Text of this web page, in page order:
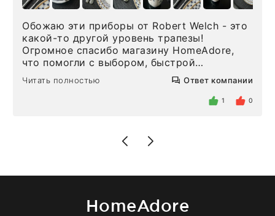
Обожаю эти приборы от Robert Welch - это
какой-то другой уровень трапезы!
Огромное спасибо магазину HomeAdore,
что помогли с выбором, быстрой
доставкой и высоким сервисом. Один раз
была здесь лично, забирала чайные ложки,
внутри очень много антикварной посуды,
Позже заказывала остальные приборы -
доставили сдэком на следующий день к
отвечает очень быстро. Взаимодействием
Читать полностью Ответ компании
1 0
HomeAdore